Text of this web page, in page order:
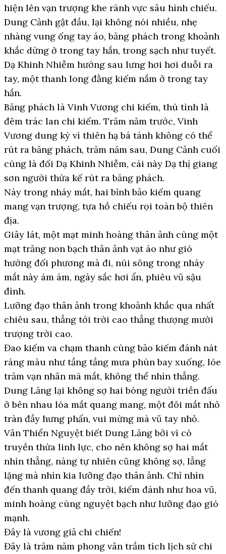
hiện lên vạn trượng khe rãnh vực sâu hình chiếu.
Dung Cảnh gật đầu, lại không nói nhiều, nhẹ
nhàng vung ống tay áo, băng phách trong khoảnh
khắc dừng ở trong tay hắn, trong sạch như tuyết.
Dạ Khinh Nhiễm hướng sau lưng hơi hơi duỗi ra
tay, một thanh long đằng kiếm nắm ở trong tay
hắn.
Băng phách là Vinh Vương chi kiếm, thù tình là
đêm trác lan chi kiếm. Trăm năm trước, Vinh
Vương dung kỳ vì thiên hạ bá tánh không có thể
rút ra băng phách, trăm năm sau, Dung Cảnh cuối
cùng là đối Dạ Khinh Nhiễm, cái này Dạ thị giang
sơn người thừa kế rút ra băng phách.
Này trong nháy mắt, hai bỉnh bảo kiếm quang
mang vạn trượng, tựa hồ chiếu rọi toàn bộ thiên
địa.
Giây lát, một mạt minh hoàng thân ảnh cùng một
mạt trăng non bạch thân ảnh vạt áo như gió
hướng đối phương mà đi, núi sông trong nháy
mắt này ám ám, ngày sắc hơi ẩn, phiêu vũ sậu
đình.
Lưỡng đạo thân ảnh trong khoảnh khắc qua nhất
chiêu sau, thẳng tới trời cao thẳng thượng mười
trượng trời cao.
Đao kiếm va chạm thanh cùng bảo kiếm đánh nát
ráng màu như tầng tầng mưa phùn bay xuống, lóe
trăm vạn nhân mã mắt, không thể nhìn thẳng.
Dung Lăng lại không sợ hai bóng người triền đấu
ở bên nhau lóa mắt quang mang, một đôi mắt nhỏ
tràn đầy hưng phấn, vui mừng mà vũ tay nhỏ.
Vân Thiển Nguyệt biết Dung Lăng bởi vì có
truyền thừa linh lực, cho nên không sợ hai mắt
nhìn thẳng, nàng tự nhiên cũng không sợ, lẳng
lặng mà nhìn kia lưỡng đạo thân ảnh. Chỉ nhìn
đến thanh quang đầy trời, kiếm đánh như hoa vũ,
minh hoàng cùng nguyệt bạch như lưỡng đạo gió
mạnh.
Đây là vương giả chi chiến!
Đây là trăm năm phong vân trầm tích lịch sử chi